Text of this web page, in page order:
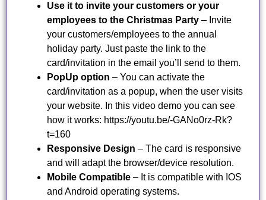
Use it to invite your customers or your
employees to the Christmas Party – Invite
your customers/employees to the annual
holiday party. Just paste the link to the
card/invitation in the email you’ll send to them.
PopUp option – You can activate the
card/invitation as a popup, when the user visits
your website. In this video demo you can see
how it works: https://youtu.be/-GANo0rz-Rk?
t=160
Responsive Design – The card is responsive
and will adapt the browser/device resolution.
Mobile Compatible – It is compatible with IOS
and Android operating systems.